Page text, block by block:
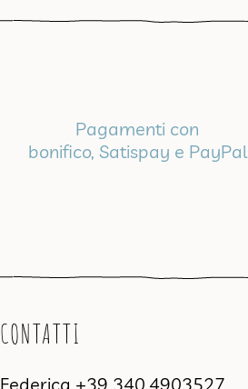
Pagamenti con
bonifico, Satispay e PayPal
CONTATTI
Federica +39 340.4903527